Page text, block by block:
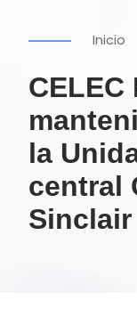
Inicio
CELEC
la
central
Sinclair